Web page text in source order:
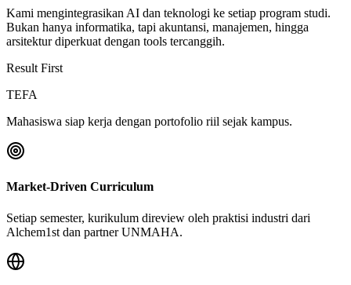
Kami mengintegrasikan AI dan teknologi ke setiap program studi.
Bukan hanya informatika, tapi akuntansi, manajemen, hingga
arsitektur diperkuat dengan tools tercanggih.
Result First
TEFA
Mahasiswa siap kerja dengan portofolio riil sejak kampus.
Market-Driven Curriculum
Setiap semester, kurikulum direview oleh praktisi industri dari
Alchem1st dan partner UNMAHA.